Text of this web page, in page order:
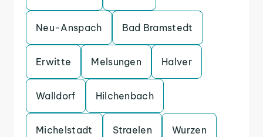
Neu-Anspach Bad Bramstedt
Erwitte Melsungen Halver
Walldorf Hilchenbach
Michelstadt Straelen Wurzen